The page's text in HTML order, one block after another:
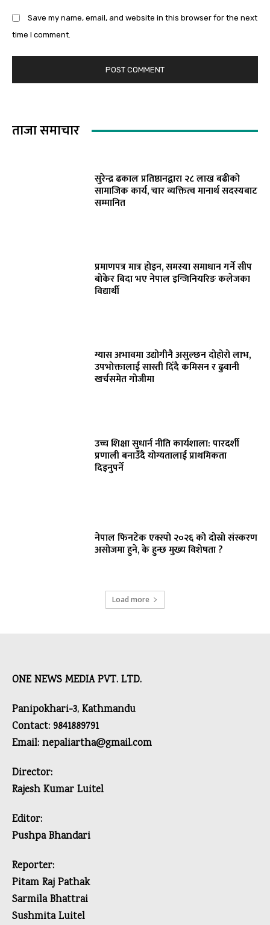
Save my name, email, and website in this browser for the next
time I comment.
ताजा समाचार
सुरेन्द्र ढकाल प्रतिष्ठानद्वारा २८ लाख बढीको
सामाजिक कार्य, चार व्यक्तित्व मानार्थ सदस्यबाट
सम्मानित
प्रमाणपत्र मात्र होइन, समस्या समाधान गर्ने सीप
बोकेर बिदा भए नेपाल इन्जिनियरिङ कलेजका
विद्यार्थी
ग्यास अभावमा उद्योगीनै असुल्छन दोहोरो लाभ,
उपभोक्तालाई सास्ती दिँदै कमिसन र ढुवानी
खर्चसमेत गोजीमा
उच्च शिक्षा सुधार्न नीति कार्यशाला: पारदर्शी
प्रणाली बनाउँदै योग्यतालाई प्राथमिकता
दिइनुपर्ने
नेपाल फिनटेक एक्स्पो २०२६ को दोस्रो संस्करण
असोजमा हुने, के हुन्छ मुख्य विशेषता ?
Load more
ONE NEWS MEDIA PVT. LTD.
Panipokhari-3, Kathmandu
Contact: 9841889791
Email: nepaliartha@gmail.com
Director:
Rajesh Kumar Luitel
Editor:
Pushpa Bhandari
Reporter:
Pitam Raj Pathak
Sarmila Bhattrai
Sushmita Luitel